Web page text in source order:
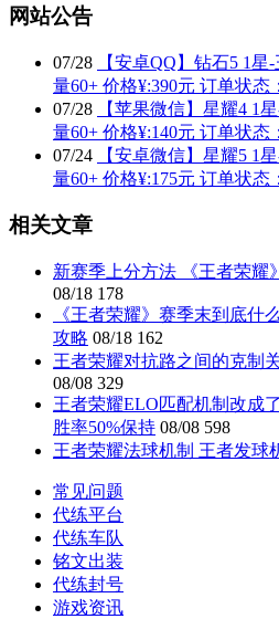
网站公告
07/28
【安卓QQ】钻石5 1
量60+ 价格¥:390元 订单状态
07/28
【苹果微信】星耀4 1
量60+ 价格¥:140元 订单状态
07/24
【安卓微信】星耀5 1
量60+ 价格¥:175元 订单状态
相关文章
新赛季上分方法 《王者荣耀
08/18 178
《王者荣耀》赛季末到底什
攻略 08/18 162
王者荣耀对抗路之间的克制
08/08 329
王者荣耀ELO匹配机制改成
胜率50%保持 08/08 598
王者荣耀法球机制 王者发球
常见问题
代练平台
代练车队
铭文出装
代练封号
游戏资讯